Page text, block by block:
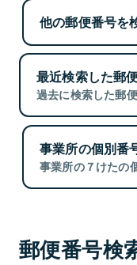
他の郵便番号を
最近検索した郵
過去に検索した郵
事業所の個別番
事業所の７けたの
郵便番号検